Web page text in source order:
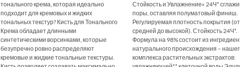
тонального крема, которая идеально
подходит для кремовых и жидких
тональных текстур? Кисть для Тонального
Крема обладает длинными
синтетическими ворсинками, которые
безупречно ровно распределяют
кремовые и жидкие тональные текстуры.
Стойкость и Увлажнение» 24Ч*
поры, оставляя полуматовый финиш.
Регулируемая плотность покрытия (от
средней до высокой). Стойкость 24Ч*.
Формула на 98% состоит из
натурального происхождения –
комплекса растительных экстрактов: